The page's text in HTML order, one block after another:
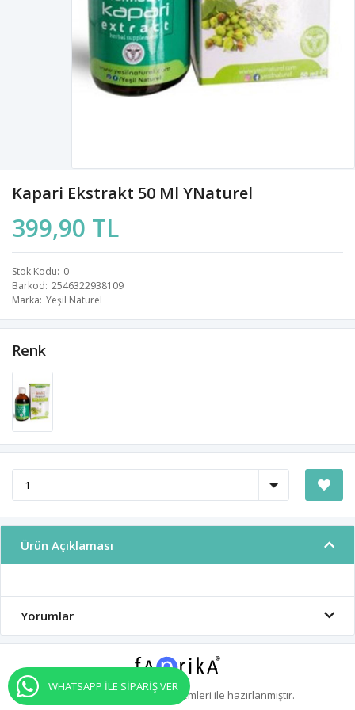
Kapari Ekstrakt 50 Ml YNaturel
399,90 TL
Stok Kodu 0
Barkod 2546322938109
Marka Yeşil Naturel
Renk
Ürün Açıklaması
Yorumlar
e-ticaret sistemleri ile hazırlanmıştır.
WHATSAPP İLE SİPARİŞ VER